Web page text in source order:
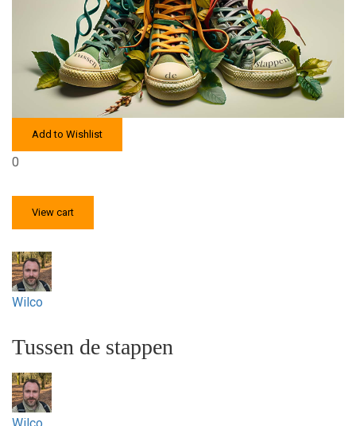
Add to Wishlist
0
View cart
Wilco
Tussen de stappen
Wilco